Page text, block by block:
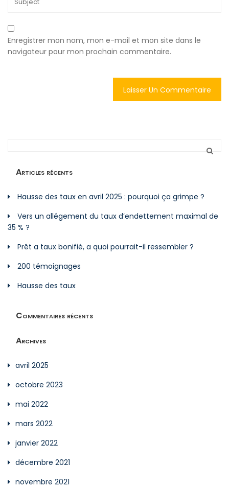
Enregistrer mon nom, mon e-mail et mon site dans le
navigateur pour mon prochain commentaire.
Articles récents
Hausse des taux en avril 2025 : pourquoi ça grimpe ?
Vers un allégement du taux d’endettement maximal de
35 % ?
Prêt a taux bonifié, a quoi pourrait-il ressembler ?
200 témoignages
Hausse des taux
Commentaires récents
Archives
avril 2025
octobre 2023
mai 2022
mars 2022
janvier 2022
décembre 2021
novembre 2021